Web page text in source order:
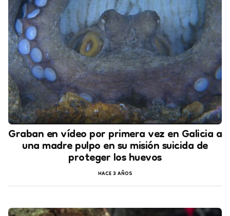
Graban en vídeo por primera vez en Galicia a
una madre pulpo en su misión suicida de
proteger los huevos
HACE 3 AÑOS